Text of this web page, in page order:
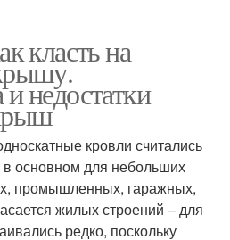
класть на
недостатки
кровли считались
основном для небольших
промышленных, гаражных,
жилых строений – для
редко, поскольку